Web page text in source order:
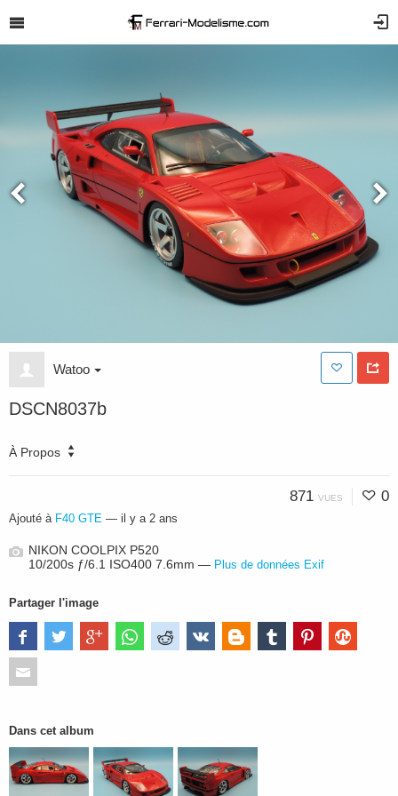
Watoo
DSCN8037b
À Propos
871 VUES 0
Ajouté à F40 GTE — il y a 2 ans
NIKON COOLPIX P520
10/200s ƒ/6.1 ISO400 7.6mm — Plus de données Exif
Partager l'image
Dans cet album